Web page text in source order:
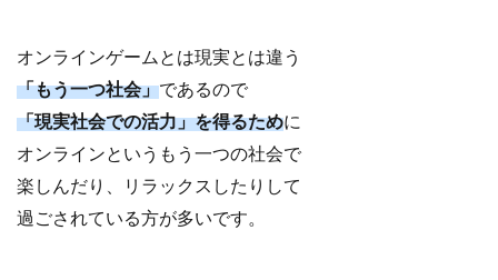
オンラインゲームとは現実とは違う
「もう一つ社会」であるので
「現実社会での活力」を得るために
オンラインというもう一つの社会で
楽しんだり、リラックスしたりして
過ごされている方が多いです。